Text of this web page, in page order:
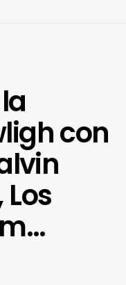
con